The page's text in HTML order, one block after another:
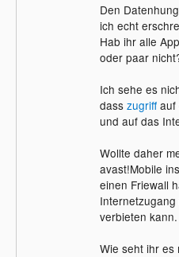
Den
ich echt
Hab ihr alle
oder paar
Ich sehe es
dass zugriffauf
und auf das
Wollte daher
avast!Mobile
einen Friewall
verbieten kann.
Wie seht ihr es